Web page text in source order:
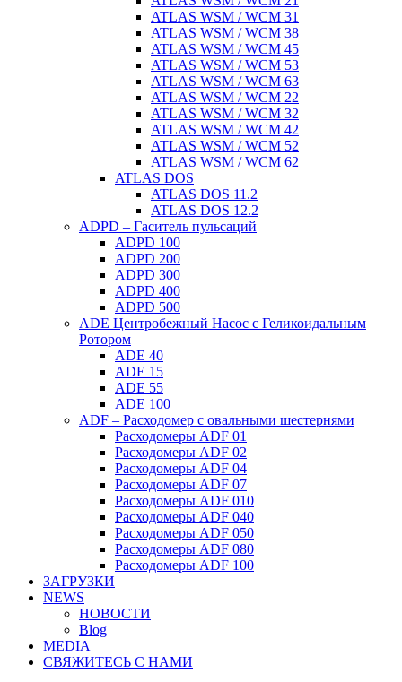
ATLAS WSM / WCM 31
ATLAS WSM / WCM 38
ATLAS WSM / WCM 45
ATLAS WSM / WCM 53
ATLAS WSM / WCM 63
ATLAS WSM / WCM 22
ATLAS WSM / WCM 32
ATLAS WSM / WCM 42
ATLAS WSM / WCM 52
ATLAS WSM / WCM 62
ATLAS DOS
ATLAS DOS 11.2
ATLAS DOS 12.2
ADPD – Гаситель пульсаций
ADPD 100
ADPD 200
ADPD 300
ADPD 400
ADPD 500
ADE Центробежный Насос с Геликоидальным
Ротором
ADE 40
ADE 15
ADE 55
ADE 100
ADF – Расходомер с овальными шестернями
Расходомеры ADF 01
Расходомеры ADF 02
Расходомеры ADF 04
Расходомеры ADF 07
Расходомеры ADF 010
Расходомеры ADF 040
Расходомеры ADF 050
Расходомеры ADF 080
Расходомеры ADF 100
ЗАГРУЗКИ
NEWS
НОВОСТИ
Blog
MEDIA
СВЯЖИТЕСЬ С НАМИ